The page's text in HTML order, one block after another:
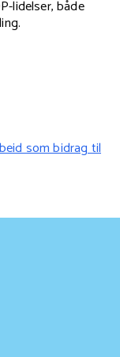
lidelser, både
som bidrag til